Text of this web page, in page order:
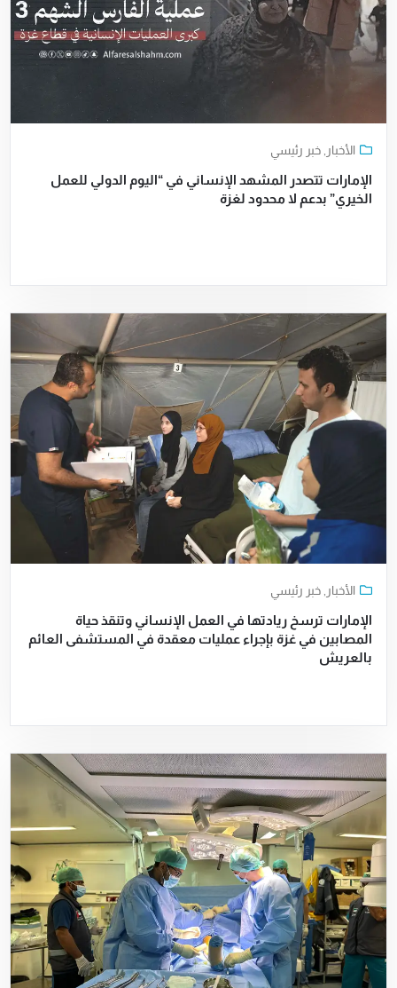
الأخبار ,خبر رئيسي
الإمارات تتصدر المشهد الإنساني في “اليوم الدولي للعمل
الخيري” بدعم لا محدود لغزة
الأخبار ,خبر رئيسي
الإمارات ترسخ ريادتها في العمل الإنساني وتنقذ حياة
المصابين في غزة بإجراء عمليات معقدة في المستشفى العائم
بالعريش